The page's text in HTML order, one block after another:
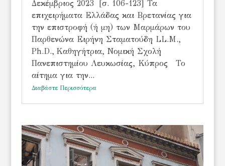
Δεκέμβριος 2023 [σ. 106-123] Τα
επιχειρήματα Ελλάδας και Βρετανίας για
την επιστροφή (ή μη) των Μαρμάρων του
Παρθενώνα Ειρήνη Σταματούδη LL.M.,
Ph.D., Καθηγήτρια, Νομική Σχολή
Πανεπιστημίου Λευκωσίας, Κύπρος Το
αίτημα για την...
Διαβάστε Περισσότερα